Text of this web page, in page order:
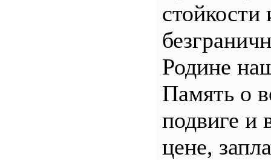
стойкости
Родине
Память о
подвиге и
цене,